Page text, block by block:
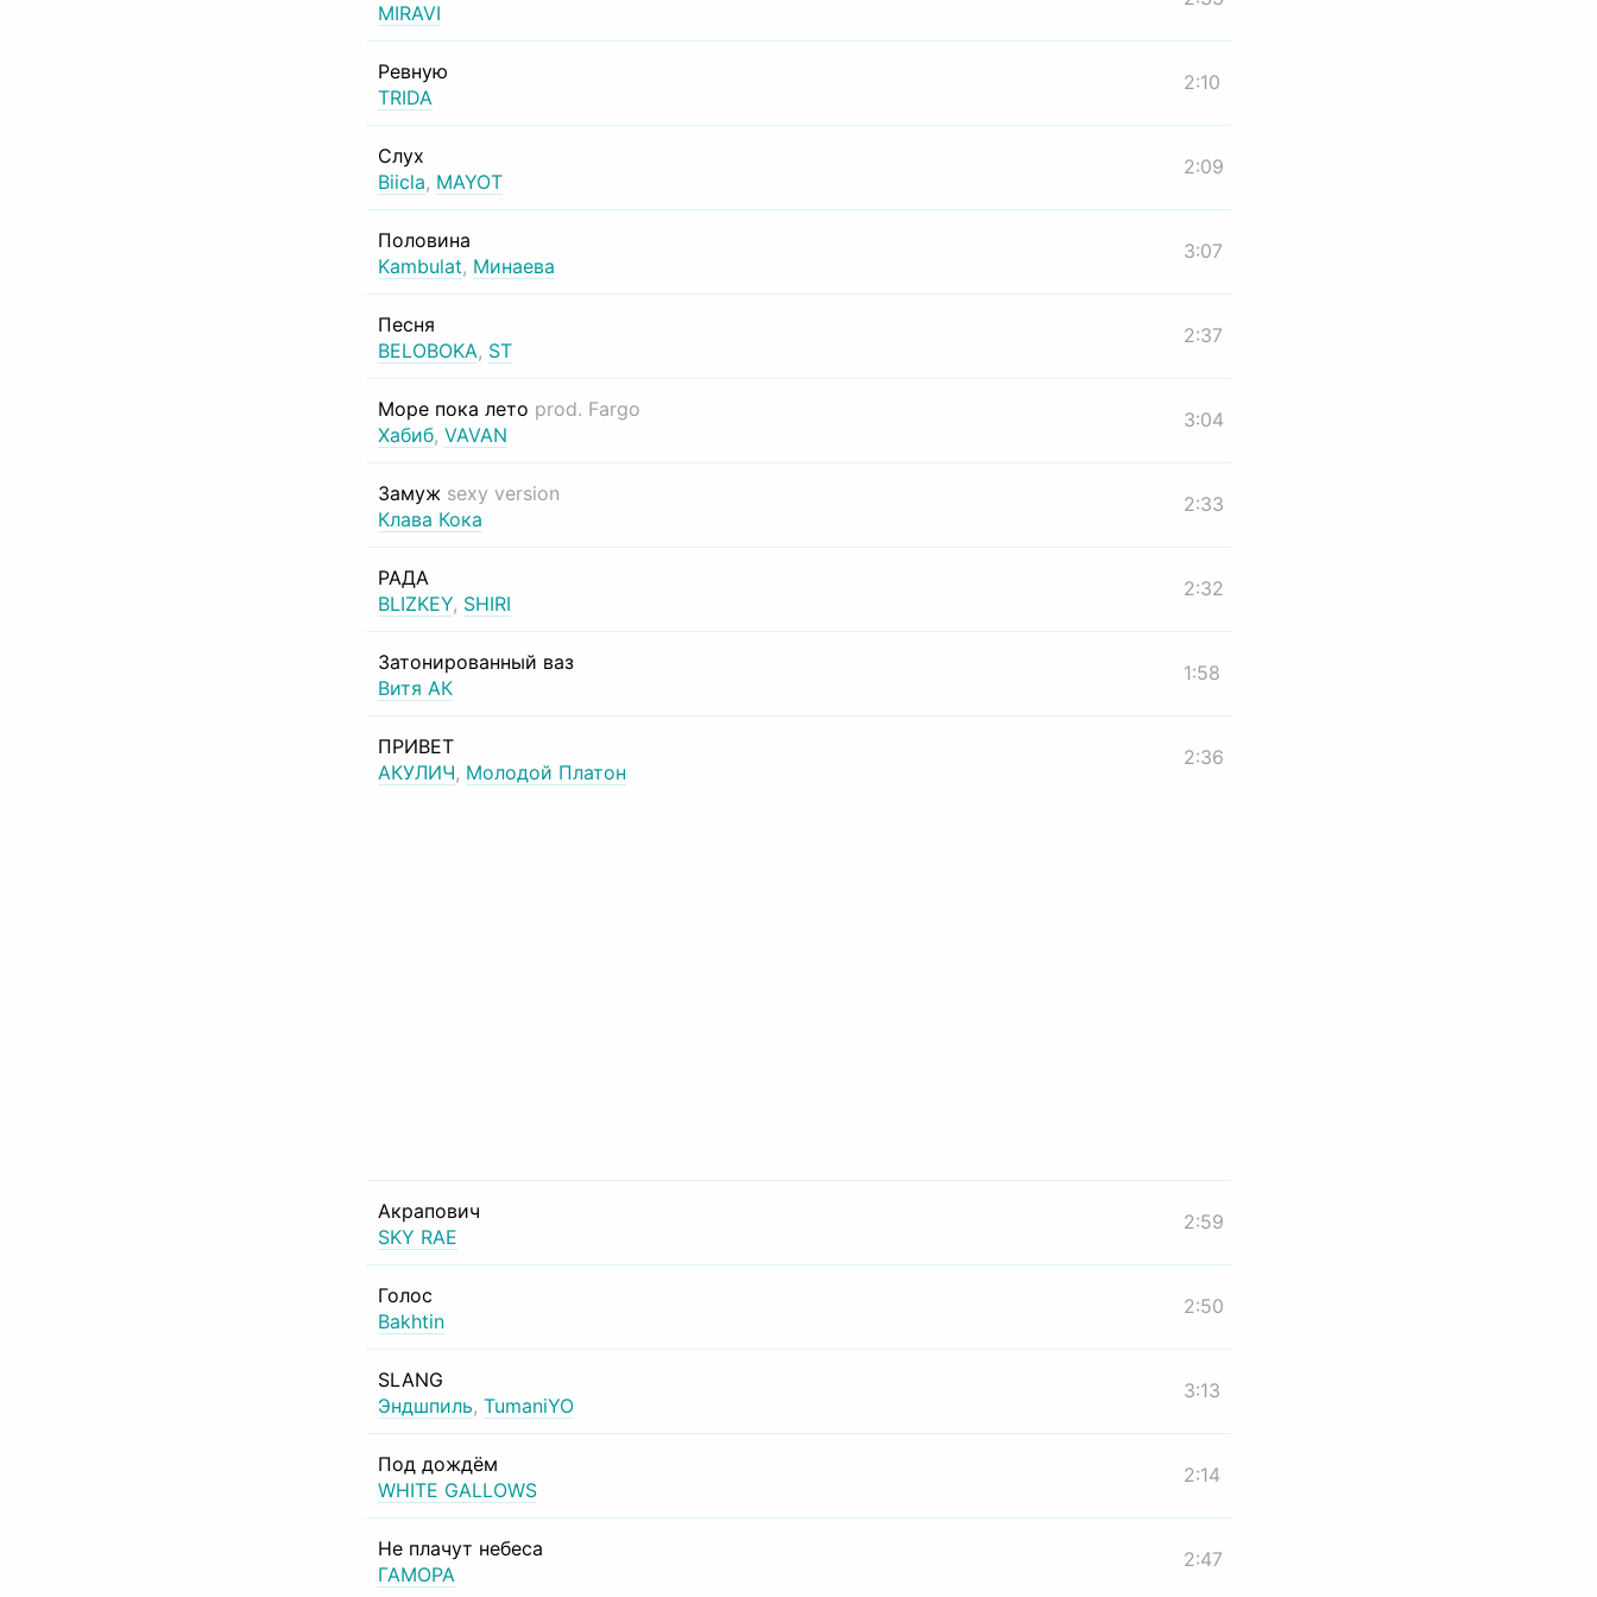
MIRAVI
Ревную
TRIDA
2:10
Слух
Biicla, MAYOT
2:09
Половина
Kambulat, Минаева
3:07
Песня
BELOBOKA, ST
2:37
Море пока лето prod. Fargo
Хабиб, VAVAN
3:04
Замуж sexy version
Клава Кока
2:33
РАДА
BLIZKEY, SHIRI
2:32
Затонированный ваз
Витя АК
1:58
ПРИВЕТ
АКУЛИЧ, Молодой Платон
2:36
Акрапович
SKY RAE
2:59
Голос
Bakhtin
2:50
SLANG
Эндшпиль, TumaniYO
3:13
Под дождём
WHITE GALLOWS
2:14
Не плачут небеса
ГАМОРА
2:47